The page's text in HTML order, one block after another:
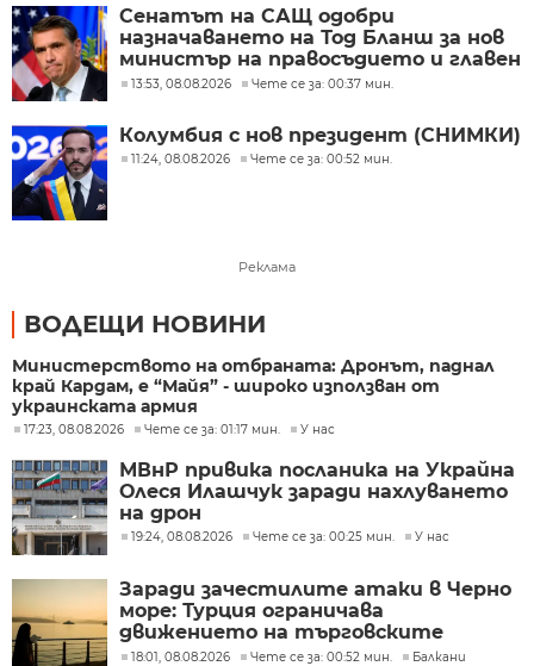
Сенатът на САЩ одобри
назначаването на Тод Бланш за нов
министър на правосъдието и главен
прокурор
13:53, 08.08.2026 Чете се за: 00:37 мин.
Колумбия с нов президент (СНИМКИ)
11:24, 08.08.2026 Чете се за: 00:52 мин.
Реклама
ВОДЕЩИ НОВИНИ
Министерството на отбраната: Дронът, паднал
край Кардам, е “Майя” - широко използван от
украинската армия
17:23, 08.08.2026 Чете се за: 01:17 мин. У нас
МВнР привика посланика на Украйна
Олеся Илашчук заради нахлуването
на дрон
19:24, 08.08.2026 Чете се за: 00:25 мин. У нас
Заради зачестилите атаки в Черно
море: Турция ограничава
движението на търговските
кораби
18:01, 08.08.2026 Чете се за: 00:52 мин. Балкани